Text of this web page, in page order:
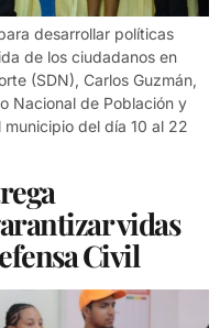
desarrollar políticas
de los ciudadanos en
(SDN), Carlos Guzmán,
Nacional de Población y
del día 10 al 22
vidas
Civil